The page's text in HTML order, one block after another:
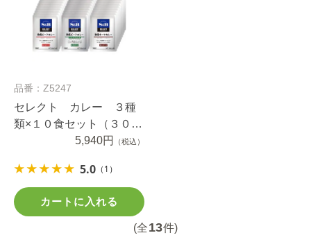
品番：Z5247
セレクト カレー ３種
類×１０食セット（３０
5,940円 （税込）
5.0 （1）
カートに入れる
(全13件)